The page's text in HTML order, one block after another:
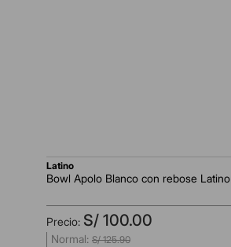
latino
Bowl Apolo Blanco con rebose Latino
S/ 100.00
S/ 125.90